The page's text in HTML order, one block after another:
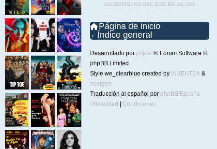
consideramos que aceptas su uso.
Página de inicio
Índice general
Desarrollado por phpBB® Forum Software ©
phpBB Limited
Style we_clearblue created by INVENTEA &
nextgen
Traducción al español por phpBB España
Privacidad
Condiciones